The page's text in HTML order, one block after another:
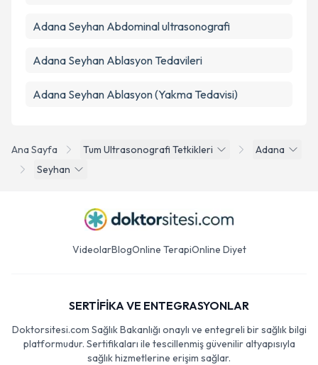
Ana Sayfa Tum Ultrasonografi Tetkikleri
Adana
Seyhan
Adana Seyhan Abdominal ultrasonografi
Adana Seyhan Ablasyon Tedavileri
Adana Seyhan Ablasyon (Yakma Tedavisi)
VideolarBlogOnline TerapiOnline Diyet
SERTİFİKA VE ENTEGRASYONLAR
Doktorsitesi.com Sağlık Bakanlığı onaylı ve entegreli bir sağlık bilgi
platformudur. Sertifikaları ile tescillenmiş güvenilir altyapısıyla
sağlık hizmetlerine erişim sağlar.